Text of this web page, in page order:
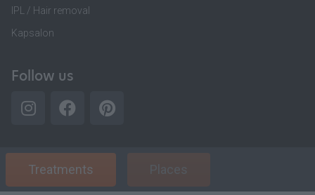
IPL / Hair removal
Kapsalon
Follow us
Treatments Places